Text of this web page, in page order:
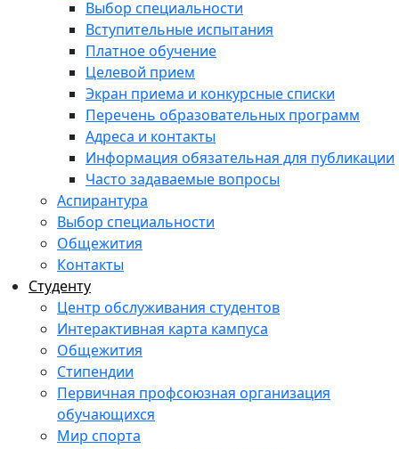
Выбор специальности
Вступительные испытания
Платное обучение
Целевой прием
Экран приема и конкурсные списки
Перечень образовательных программ
Адреса и контакты
Информация обязательная для публикации
Часто задаваемые вопросы
Аспирантура
Выбор специальности
Общежития
Контакты
Студенту
Центр обслуживания студентов
Интерактивная карта кампуса
Общежития
Стипендии
Первичная профсоюзная организация
обучающихся
Мир спорта